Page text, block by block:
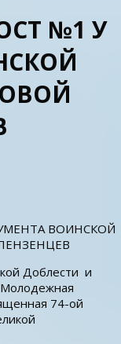
№1 У
ВОИНСКОЙ
Доблести и
Молодежная
74-ой